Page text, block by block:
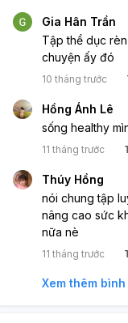
Gia Hân Trần
Tập thể dục
chuyện ấy đó
10 tháng trước
Hồng Ánh Lê
sống healthy
11 tháng trước
Thúy Hồng
nói chung tập
nâng cao sức
nữa nè
11 tháng trước
Xem thêm bình